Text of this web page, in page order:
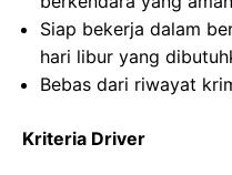
Siap bekerja dalam
hari libur yang
Bebas dari riwayat
Kriteria Driver